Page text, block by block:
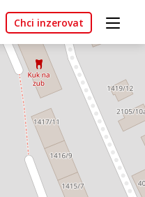
Chci inzerovat